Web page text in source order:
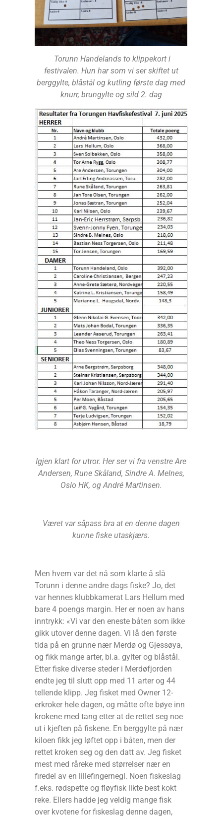
Torunn Handelands to klippekort i
festivalen. Hun har som vi ser skiftet ut
berggylte, blåstål og kutling første dag med
knurr, brungylte og sild 2. dag
Igjen klart for utror. Her ser vi fra venstre Are
Andersen, Rune Skåland, Sindre A. Melnes,
Oslo HK, og André Martinsen.
Været var såpass bra at en denne dagen
kunne fiske utaskjærs.
Men hvem var det nå som klarte å slå
Torunn i denne andre dags fiske? Jo, det
var hennes klubbkamerat Lars Hellum med
bare 4 poengs margin. Her er noen av hans
inntrykk: «Vi var den eneste båten som ikke
gikk utover denne dagen. Vi lå den første
tida på en grunne nær Merdø og Gjessøya,
og fikk mange arter, bl.a. gylter og blåstål.
Etter fiske diverse steder i Merdøfjorden
endte jeg til slutt opp med 11 arter og 44
tellende klipp. Jeg fisket med Owner 12-
erkroker hele dagen, og måtte ofte bøye inn
krokene med tang etter at de rettet seg noe
ut i kjeften på fiskene. En berggylte på nær
kiloen fikk jeg løftet opp i båten, men der
rettet kroken seg og den datt av. Jeg fisket
mest med råreke med størrelser nær en
firedel av en lillefingernegl. Noen fiskeslag
f.eks. rødspette og fløyfisk likte best kokt
reke. Ellers hadde jeg veldig mange fisk
over kvotene for fiskeslag denne dagen,